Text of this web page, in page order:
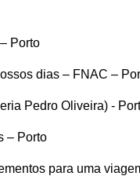
Porto
dias – FNAC –
Pedro Oliveira) -
– Porto
para uma